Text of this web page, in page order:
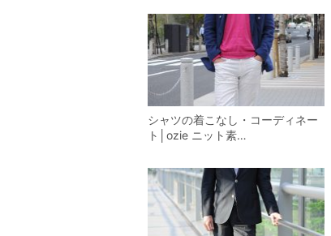
シャツの着こなし・コーディネー
ト│ozie ニット素…